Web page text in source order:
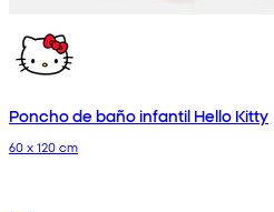
Poncho de baño infantil Hello Kitty
60 x 120 cm